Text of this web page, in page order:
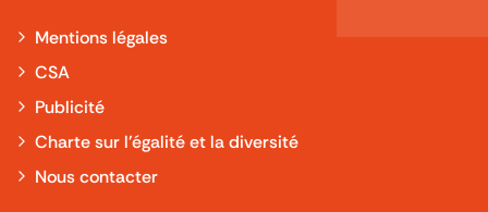
Mentions légales
CSA
Publicité
Charte sur l'égalité et la diversité
Nous contacter